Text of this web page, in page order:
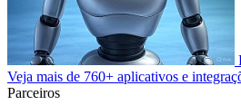
Veja mais de 760+ aplicativos e
Parceiros